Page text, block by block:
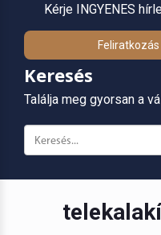
Kérje INGYENES
Feliratkozás
Keresés
Találja meg gyorsan a